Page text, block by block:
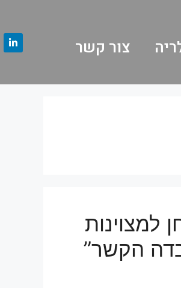
צור קשר
למצוינות
הקשר”